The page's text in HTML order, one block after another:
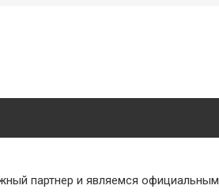
партнер и являемся официальным